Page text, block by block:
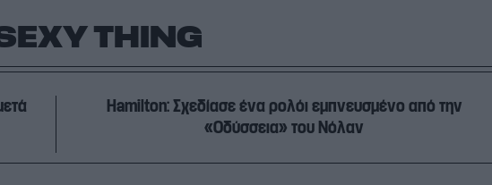
THING
Hamilton: Σχεδίασε ένα ρολόι εμπνευσμένο από την
«Οδύσσεια» του Νόλαν